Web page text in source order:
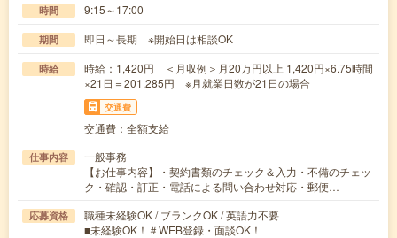
時間 9:15～17:00
期間 即日～長期 ※開始日は相談OK
時給
時給：1,420円 ＜月収例＞月20万円以上 1,420円×6.75時間
×21日＝201,285円 ※月就業日数が21日の場合
交通費
交通費：全額支給
仕事内容
一般事務
【お仕事内容】・契約書類のチェック＆入力・不備のチェッ
ク・確認・訂正・電話による問い合わせ対応・郵便…
応募資格
職種未経験OK / ブランクOK / 英語力不要
■未経験OK！＃WEB登録・面談OK！